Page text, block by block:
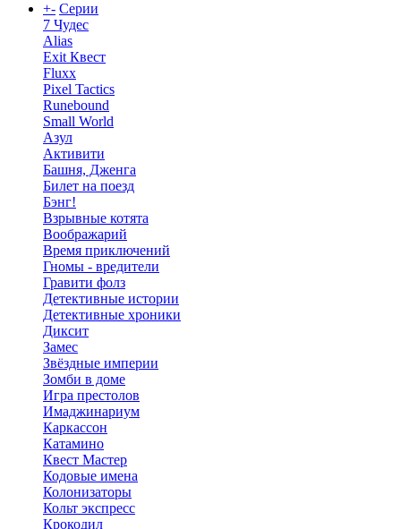
+- Серии
7 Чудес
Alias
Exit Квест
Fluxx
Pixel Tactics
Runebound
Small World
Азул
Активити
Башня, Дженга
Билет на поезд
Бэнг!
Взрывные котята
Воображарий
Время приключений
Гномы - вредители
Гравити фолз
Детективные истории
Детективные хроники
Диксит
Замес
Звёздные империи
Зомби в доме
Игра престолов
Имаджинариум
Каркассон
Катамино
Квест Мастер
Кодовые имена
Колонизаторы
Кольт экспресс
Крокодил